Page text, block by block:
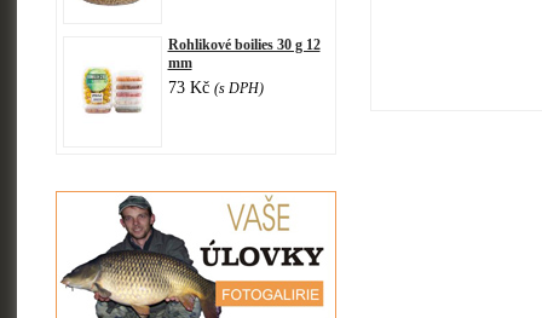
Rohlikové boilies 30 g 12
mm
73 Kč (s DPH)